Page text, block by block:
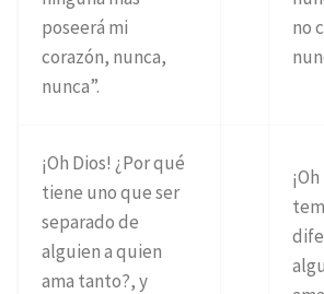
poseerá mi
corazón, nunca,
nunca”.
no
¡Oh Dios! ¿Por qué
tiene uno que ser
separado de
alguien a quien
ama tanto?, y